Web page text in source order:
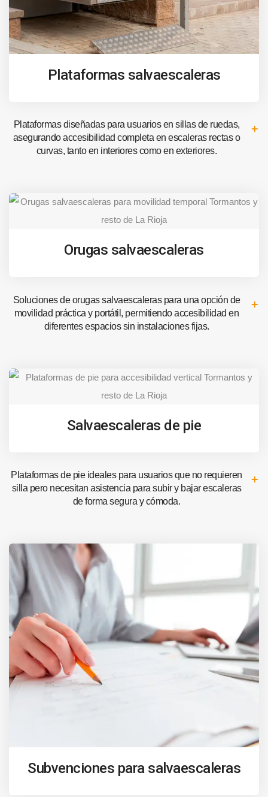
Plataformas salvaescaleras
Plataformas diseñadas para usuarios en sillas de ruedas,
asegurando accesibilidad completa en escaleras rectas o
curvas, tanto en interiores como en exteriores.
Orugas salvaescaleras
Soluciones de orugas salvaescaleras para una opción de
movilidad práctica y portátil, permitiendo accesibilidad en
diferentes espacios sin instalaciones fijas.
Salvaescaleras de pie
Plataformas de pie ideales para usuarios que no requieren
silla pero necesitan asistencia para subir y bajar escaleras
de forma segura y cómoda.
Subvenciones para salvaescaleras